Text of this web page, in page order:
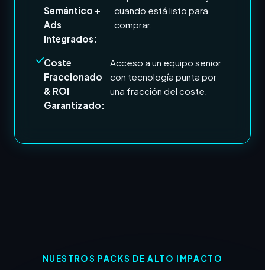
Semántico +
Ads
Integrados:
cuando está listo para
comprar.
Coste
Fraccionado
& ROI
Garantizado:
Acceso a un equipo senior
con tecnología punta por
una fracción del coste.
NUESTROS PACKS DE ALTO IMPACTO